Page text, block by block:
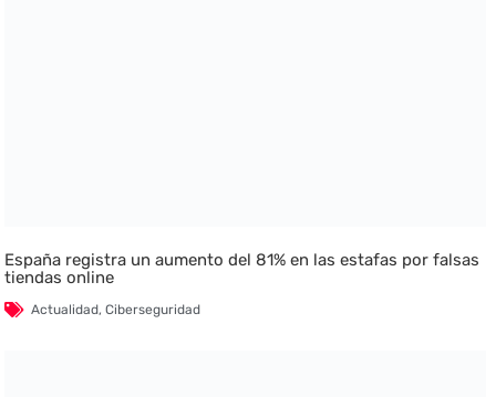
España registra un aumento del 81% en las estafas por falsas
tiendas online
Actualidad,Ciberseguridad